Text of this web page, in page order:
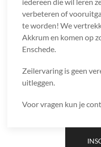
verbeteren of
te worden! We
Akkrum en komen op
Enschede.
Zeilervaring is geen
uitleggen.
Voor vragen kun je